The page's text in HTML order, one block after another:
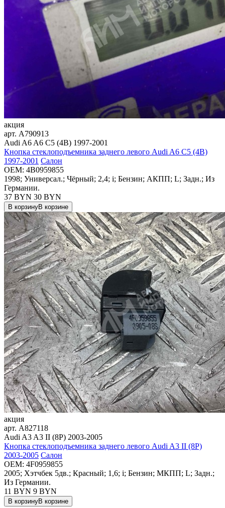
акция
арт. A790913
Audi A6 A6 C5 (4B) 1997-2001
Кнопка стеклоподъемника заднего левого Audi A6 C5 (4B)
1997-2001 Салон
OEM: 4B0959855
1998; Универсал.; Чёрный; 2,4; i; Бензин; АКПП; L; Задн.; Из
Германии.
37 BYN 30 BYN
В корзинуВ корзине
акция
арт. A827118
Audi A3 A3 II (8P) 2003-2005
Кнопка стеклоподъемника заднего левого Audi A3 II (8P)
2003-2005 Салон
OEM: 4F0959855
2005; Хэтчбек 5дв.; Красный; 1,6; i; Бензин; МКПП; L; Задн.;
Из Германии.
11 BYN 9 BYN
В корзинуВ корзине